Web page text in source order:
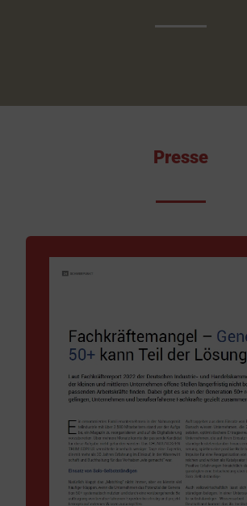
Presse